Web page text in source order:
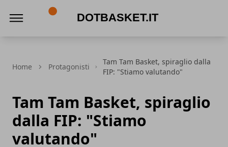
Home Protagonisti
Tam Tam Basket, spiraglio dalla
FIP: "Stiamo valutando"
Tam Tam Basket, spiraglio
dalla FIP: "Stiamo
valutando"